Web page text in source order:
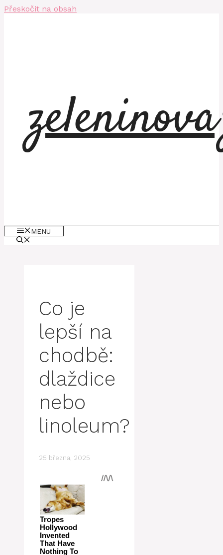
Přeskočit na obsah
MENU
Co je
lepší na
chodbě:
dlaždice
nebo
linoleum?
25 března, 2025